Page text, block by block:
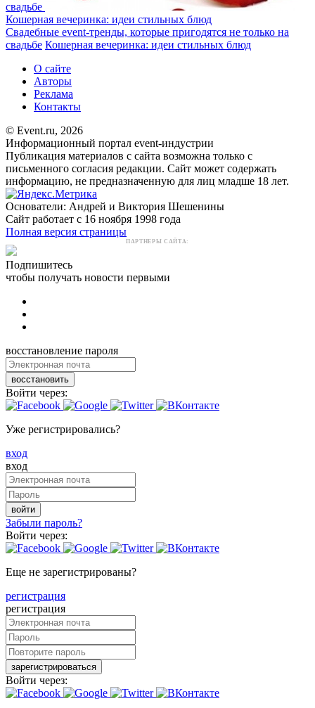
свадьбе
Кошерная вечеринка: идеи стильных блюд
Свадебные event-тренды, которые пригодятся не только на
свадьбе Кошерная вечеринка: идеи стильных блюд
О сайте
Авторы
Реклама
Контакты
© Event.ru, 2026
Информационный портал event-индустрии
Публикация материалов с сайта возможна только с
письменного согласия редакции. Сайт может содержать
информацию, не предназначенную для лиц младше 18 лет.
Основатели: Андрей и Виктория Шешенины
Сайт работает с 16 ноября 1998 года
Полная версия страницы
ПАРТНЕРЫ САЙТА:
Подпишитесь
чтобы получать новости первыми
восстановление пароля
восстановить
Войти через:
Уже регистрировались?
вход
вход
войти
Забыли пароль?
Войти через:
Еще не зарегистрированы?
регистрация
регистрация
зарегистрироваться
Войти через: